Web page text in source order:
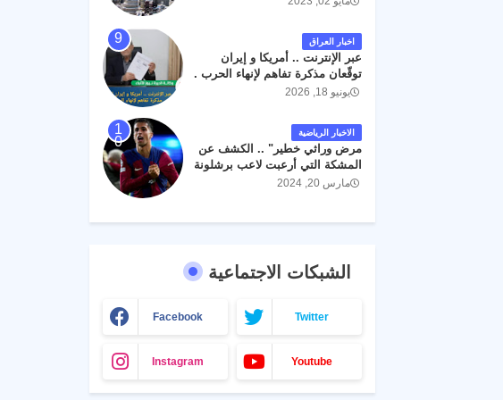
اخبار العراق
عبر الإنترنت .. أمريكا و إيران
توقّعان مذكرة تفاهم لإنهاء الحرب .
يونيو 18, 2026
الاخبار الرياضية
مرض وراثي خطير" .. الكشف عن
المشكة التي أرعبت لاعب برشلونة
جواو كانسيلو
مارس 20, 2024
الشبكات الاجتماعية
Facebook Twitter
Instagram Youtube